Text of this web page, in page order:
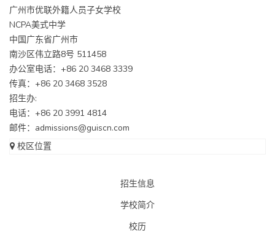
广州市优联外籍人员子女学校
NCPA美式中学
中国广东省广州市
南沙区伟立路8号 511458
办公室电话：+86 20 3468 3339
传真：+86 20 3468 3528
招生办:
电话：+86 20 3991 4814
邮件： admissions@guiscn.com
校区位置
招生信息
学校简介
校历